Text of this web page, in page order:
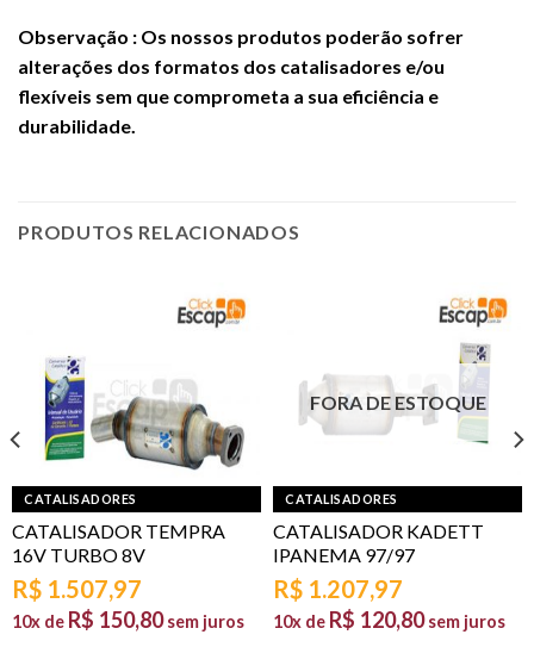
Observação : Os nossos produtos poderão sofrer
alterações dos formatos dos catalisadores e/ou
flexíveis sem que comprometa a sua eficiência e
durabilidade.
PRODUTOS RELACIONADOS
CATALISADORES
CATALISADOR TEMPRA
16V TURBO 8V
R$ 1.507,97
10x de R$ 150,80 sem juros
FORA DE ESTOQUE
CATALISADORES
CATALISADOR KADETT
IPANEMA 97/97
R$ 1.207,97
10x de R$ 120,80 sem juros